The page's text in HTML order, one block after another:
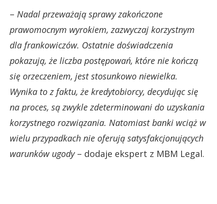
– Nadal przeważają sprawy zakończone
prawomocnym wyrokiem, zazwyczaj korzystnym
dla frankowiczów. Ostatnie doświadczenia
pokazują, że liczba postępowań, które nie kończą
się orzeczeniem, jest stosunkowo niewielka.
Wynika to z faktu, że kredytobiorcy, decydując się
na proces, są zwykle zdeterminowani do uzyskania
korzystnego rozwiązania. Natomiast banki wciąż w
wielu przypadkach nie oferują satysfakcjonujących
warunków ugody– dodaje ekspert z MBM Legal.